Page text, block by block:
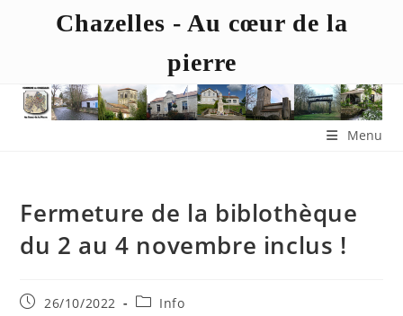
Chazelles - Au cœur de la
pierre
Menu
Fermeture de la biblothèque
du 2 au 4 novembre inclus !
26/10/2022 Info